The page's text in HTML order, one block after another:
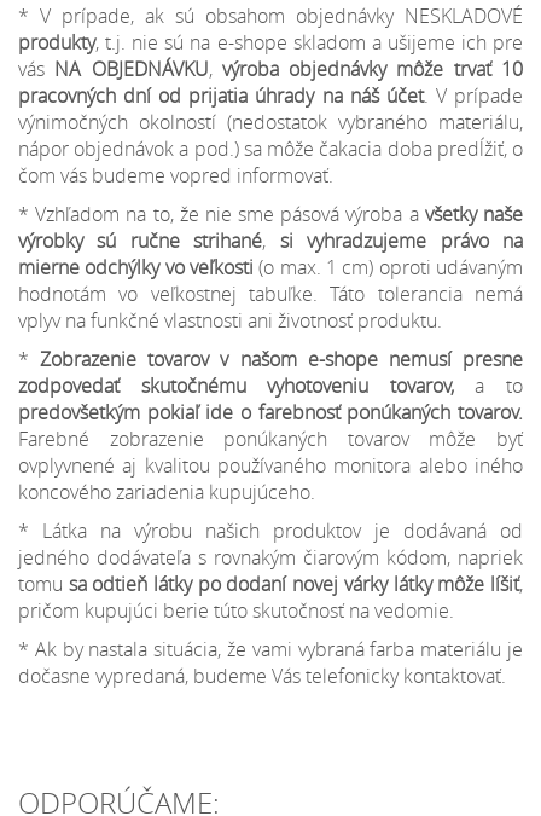
* V prípade, ak sú obsahom objednávky NESKLADOVÉ
produkty, t.j. nie sú na e-shope skladom a ušijeme ich pre
vás NA OBJEDNÁVKU, výroba objednávky môže trvať 10
pracovných dní od prijatia úhrady na náš účet. V prípade
výnimočných okolností (nedostatok vybraného materiálu,
nápor objednávok a pod.) sa môže čakacia doba predĺžiť, o
čom vás budeme vopred informovať.
* Vzhľadom na to, že nie sme pásová výroba a všetky naše
výrobky sú ručne strihané, si vyhradzujeme právo na
mierne odchýlky vo veľkosti (o max. 1 cm) oproti udávaným
hodnotám vo veľkostnej tabuľke. Táto tolerancia nemá
vplyv na funkčné vlastnosti ani životnosť produktu.
*Zobrazenie tovarov v našom e-shope nemusí presne
zodpovedať skutočnému vyhotoveniu tovarov,a to
predovšetkým pokiaľ ide o farebnosť ponúkaných tovarov.
Farebné zobrazenie ponúkaných tovarov môže byť
ovplyvnené aj kvalitou používaného monitora alebo iného
koncového zariadenia kupujúceho.
* Látka na výrobu našich produktov je dodávaná od
jedného dodávateľa s rovnakým čiarovým kódom, napriek
tomu sa odtieň látky po dodaní novej várky látky môže líšiť,
pričom kupujúci berie túto skutočnosť na vedomie.
* Ak by nastala situácia, že vami vybraná farba materiálu je
dočasne vypredaná, budeme Vás telefonicky kontaktovať.
ODPORÚČAME: